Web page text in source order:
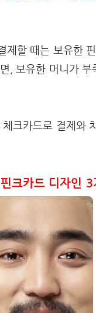
제할 때는 보유한
, 보유한 머니가
크카드로 결제와
크카드 디자인 3